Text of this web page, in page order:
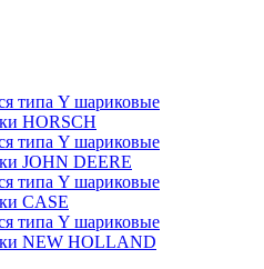
типа Y шариковые
HORSCH
типа Y шариковые
JOHN DEERE
типа Y шариковые
CASE
типа Y шариковые
NEW HOLLAND